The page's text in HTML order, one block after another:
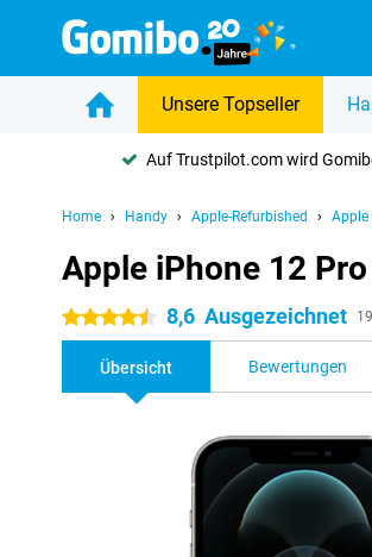
Unsere Topseller
Auf Trustpilot.com wird
Home Handy Apple-Refurbished Apple
Apple iPhone 12
4.5 Sterne 8,6 Ausgezeichnet
Übersicht Bewertungen